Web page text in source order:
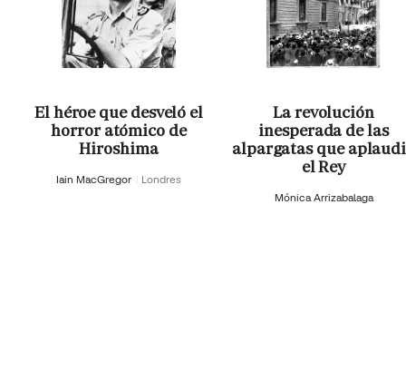
El héroe que desveló el
horror atómico de
Hiroshima
Iain MacGregor Londres
La revolución
inesperada de las
alpargatas que
el Rey
Mónica Arrizabalaga